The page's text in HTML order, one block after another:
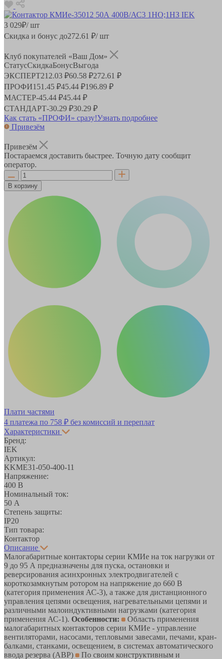
3 029₽/ шт
Скидка и бонус до272.61 ₽/ шт
Клуб покупателей «Ваш Дом»
СтатусСкидкаБонусВыгода
ЭКСПЕРТ212.03 ₽60.58 ₽272.61 ₽
ПРОФИ151.45 ₽45.44 ₽196.89 ₽
МАСТЕР-45.44 ₽45.44 ₽
СТАНДАРТ-30.29 ₽30.29 ₽
Как стать «ПРОФИ» сразу!Узнать подробнее
Привезём
Привезём
Постараемся доставить быстрее. Точную дату сообщит
оператор.
В корзину
Плати частями
4 платежа по 758 ₽ без комиссий и переплат
Характеристики
Бренд:
IEK
Артикул:
KKME31-050-400-11
Напряжение:
400 В
Номинальный ток:
50 А
Степень защиты:
IP20
Тип товара:
Контактор
Описание
Малогабаритные контакторы серии КМИе на ток нагрузки от
9 до 95 А предназначены для пуска, остановки и
реверсирования асинхронных электродвигателей с
короткозамкнутым ротором на напряжение до 660 В
(категория применения АС-3), а также для дистанционного
управления цепями освещения, нагревательными цепями и
различными малоиндуктивными нагрузками (категория
применения АС-1). Особенности:
Область применения
малогабаритных контакторов серии КМИе - управление
вентиляторами, насосами, тепловыми завесами, печами, кран-
балками, станками, освещением, в системах автоматического
ввода резерва (АВР)
По своим конструктивным и